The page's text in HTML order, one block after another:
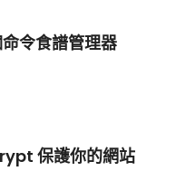
令食譜管理器
保護你的網站